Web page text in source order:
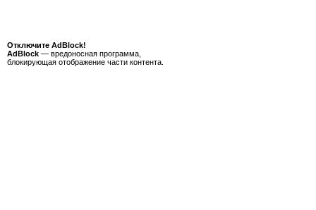
Отключите AdBlock!
AdBlock — вредоносная программа,
блокирующая отображение части контента.